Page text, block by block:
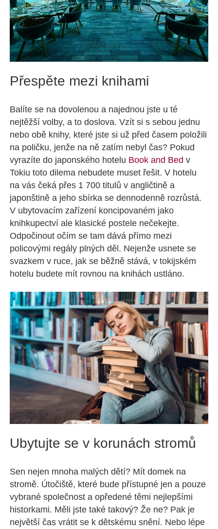
Přespěte mezi knihami
Balíte se na dovolenou a najednou jste u té
nejtěžší volby, a to doslova. Vzít si s sebou jednu
nebo obě knihy, které jste si už před časem položili
na poličku, jenže na ně zatím nebyl čas? Pokud
vyrazíte do japonského hotelu Book and Bed v
Tokiu toto dilema nebudete muset řešit. V hotelu
na vás čeká přes 1 700 titulů v angličtině a
japonštině a jeho sbírka se dennodenně rozrůstá.
V ubytovacím zařízení koncipovaném jako
knihkupectví ale klasické postele nečekejte.
Odpočinout očím se tam dává přímo mezi
policovými regály plných děl. Nejenže usnete se
svazkem v ruce, jak se běžně stává, v tokijském
hotelu budete mít rovnou na knihách ustláno.
Ubytujte se v korunách stromů
Sen nejen mnoha malých dětí? Mít domek na
stromě. Útočiště, které bude přístupné jen a pouze
vybrané společnost a opředené těmi nejlepšími
historkami. Měli jste také takový? Že ne? Pak je
největší čas vrátit se k dětskému snění. Nebo lépe